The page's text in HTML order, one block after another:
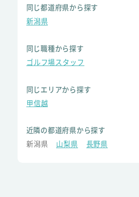
同じ都道府県から探す
新潟県
同じ職種から探す
ゴルフ場スタッフ
同じエリアから探す
甲信越
近隣の都道府県から探す
新潟県
山梨県 長野県